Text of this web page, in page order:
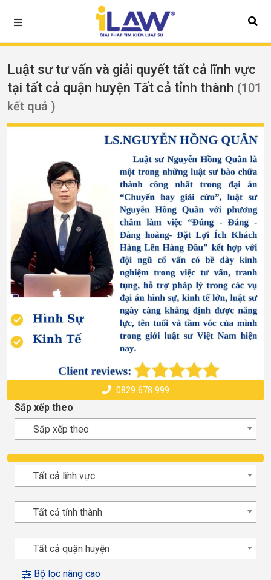
Luật sư tư vấn và giải quyết tất cả lĩnh vực
tại tất cả quận huyện Tất cả tỉnh thành (101
kết quả )
0829 678 999
Sắp xếp theo
Sắp xếp theo
Tất cả lĩnh vực
Tất cả tỉnh thành
Tất cả quận huyện
Bộ lọc nâng cao